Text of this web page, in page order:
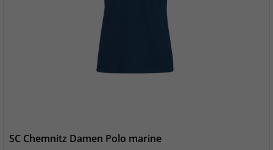
SC Chemnitz Damen Polo marine